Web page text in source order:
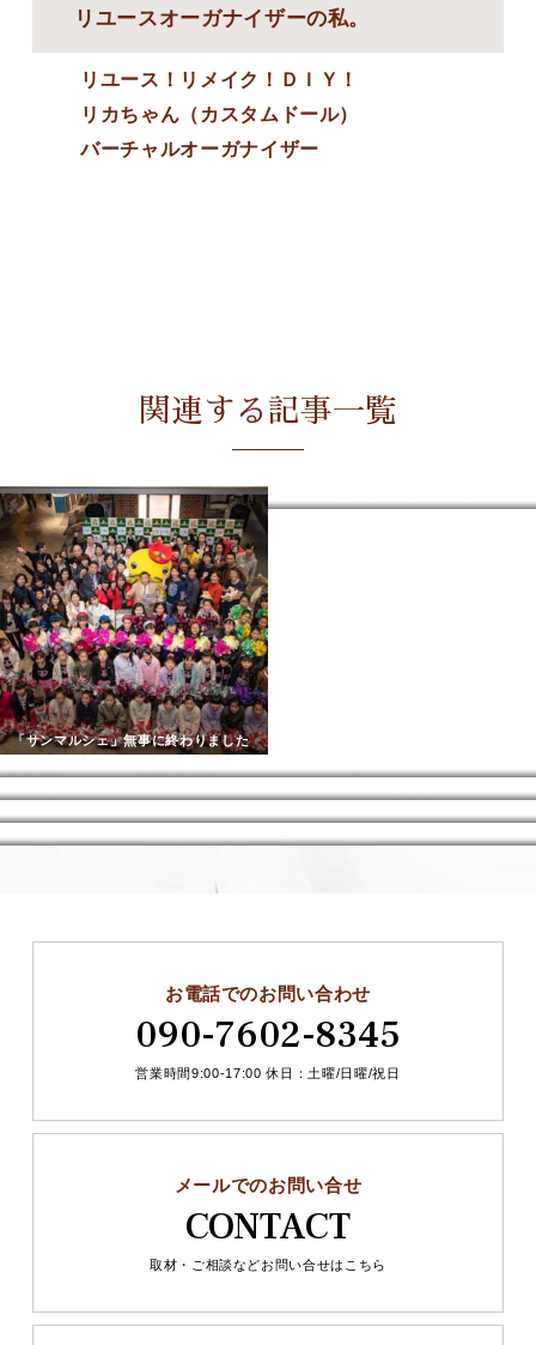
リユースオーガナイザーの私。
リユース！リメイク！ＤＩＹ！
リカちゃん（カスタムドール）
バーチャルオーガナイザー
関連する記事一覧
「サンマルシェ」無事に終わりました
お電話でのお問い合わせ
090-7602-8345
営業時間9:00-17:00 休日：土曜/日曜/祝日
メールでのお問い合せ
CONTACT
取材・ご相談などお問い合せはこちら